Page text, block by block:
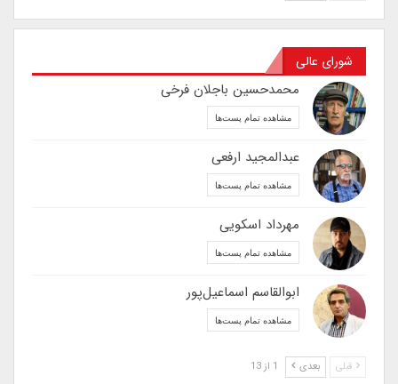
شورای عالی
محمدحسین باجلان فرخی
مشاهده تمام پست‌ها
عبدالمجید ارفعی
مشاهده تمام پست‌ها
مهرداد اسکویی
مشاهده تمام پست‌ها
ابوالقاسم اسماعیل‌پور
مشاهده تمام پست‌ها
قبلی بعدی